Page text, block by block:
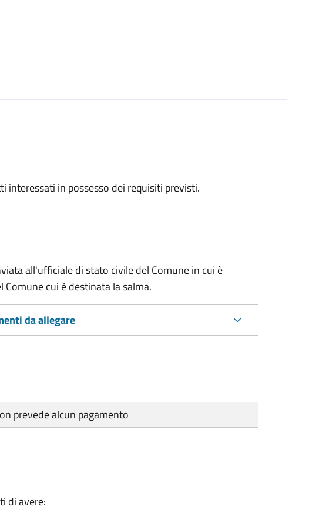
interessati in possesso dei requisiti previsti.
all'ufficiale di stato civile del Comune in cui è
cui è destinata la salma.
da allegare
prevede alcun pagamento
di avere: